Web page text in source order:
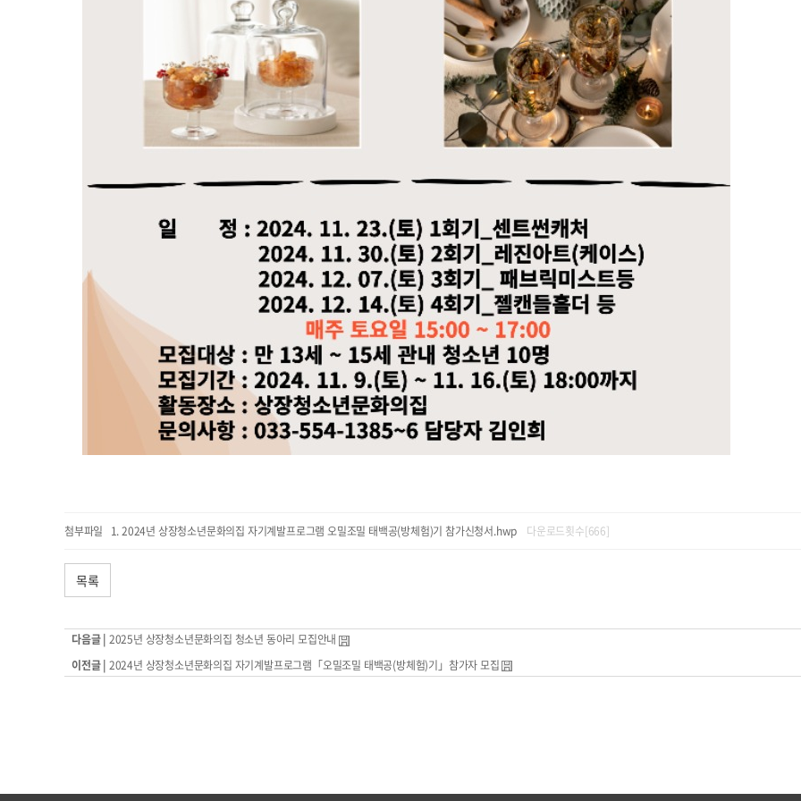
첨부파일 2024년 상장청소년문화의집 자기계발프로그램 오밀조밀 태백공(방체험)기 참가신청서.hwp 다운로드횟수[666]
목록
다음글 | 2025년 상장청소년문화의집 청소년 동아리 모집안내
이전글 | 2024년 상장청소년문화의집 자기계발프로그램「오밀조밀 태백공(방체험)기」참가자 모집